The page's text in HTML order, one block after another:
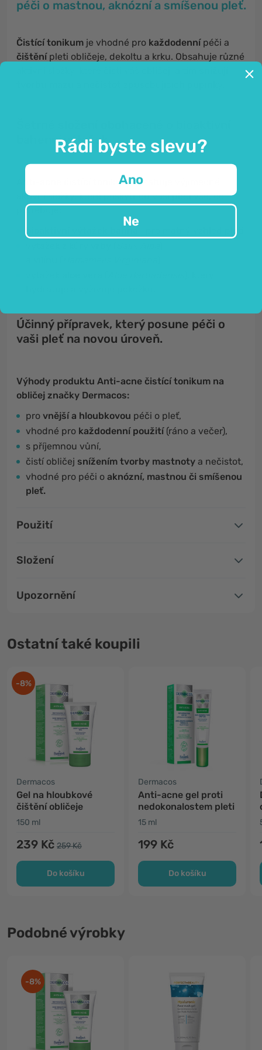
péči o mastnou, aknózní a smíšenou pleť.
Čistící tonikum je vhodné pro každodenní péči a
čištěnípleti obličeje, dekoltu a krku. Obsahuje různé
bahenní výtažek.
Anti-acne čistící tonikumobsahuje výjimečné
aktivní složky, které poskytnou vaší pleti vše, co
potřebuje:
Účinný přípravek, který posune péči o
vaši pleť na novou úroveň.
Výhody produktu Anti-acne čistící tonikum na
obličej značky Dermacos:
pro vnější a hloubkovou péči o pleť,
vhodné pro každodenní použití(ráno a večer),
s příjemnou vůní,
čistí obličej snížením tvorby mastnoty a nečistot,
vhodné pro péči o aknózní, mastnou či smíšenou
pleť.
Použití
Složení
Upozornění
Ostatní také koupili
-8%
Dermacos
Gel na hloubkové
čištění obličeje
150 ml
239 Kč 259 Kč
Do košíku
Dermacos
Anti-acne gel proti
nedokonalostem pleti
15 ml
199 Kč
Do košíku
Podobné výrobky
-8%
Rádi byste slevu?
Ano
Ne